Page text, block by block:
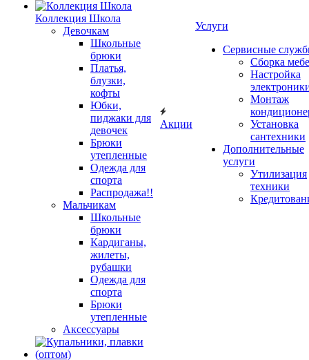
Коллекция Школа
Девочкам
Школьные
брюки
Платья,
блузки,
кофты
Юбки,
пиджаки для
девочек
Брюки
утепленные
Одежда для
спорта
Распродажа!!
Мальчикам
Школьные
брюки
Кардиганы,
жилеты,
рубашки
Одежда для
спорта
Брюки
утепленные
Аксессуары
Акции
Услуги
Сервисные
Сборка
Настройка
Монтаж
Установка
сантехники
Дополнительные
услуги
Утилизация
техники